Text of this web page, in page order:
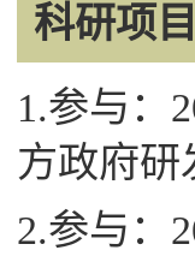
科研项
1.参与：
方政府研
2.参与：